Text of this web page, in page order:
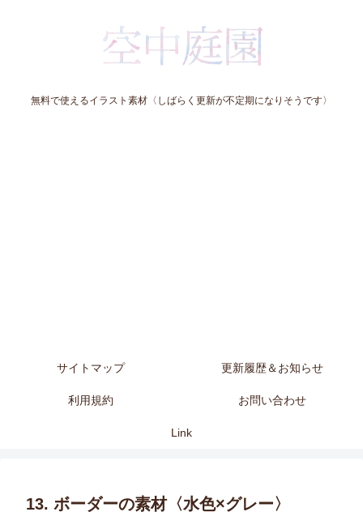
無料で使えるイラスト素材〈しばらく更新が不定期になりそうです〉
サイトマップ 更新履歴＆お知らせ
利用規約 お問い合わせ
Link
13. ボーダーの素材〈水色×グレー〉